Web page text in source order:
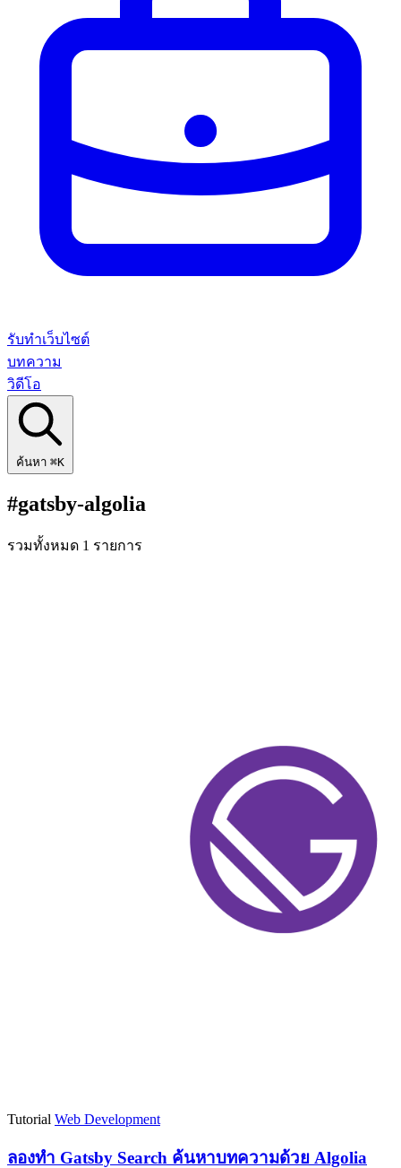
รับทำเว็บไซต์
บทความ
วิดีโอ
ค้นหา ⌘K
#gatsby-algolia
รวมทั้งหมด 1 รายการ
Tutorial Web Development
ลองทำ Gatsby Search ค้นหาบทความด้วย Algolia